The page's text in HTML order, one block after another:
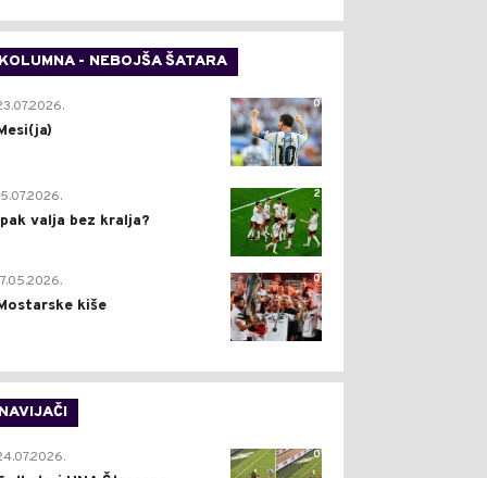
KOLUMNA - NEBOJŠA ŠATARA
0
2
valja bez kralja?
0
kiše
NAVIJAČI
0